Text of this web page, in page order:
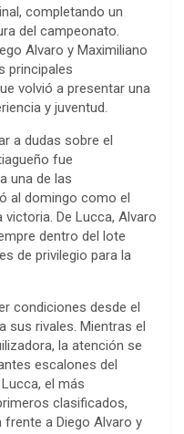
completando un
del campeonato.
Alvaro y Maximiliano
principales
volvió a presentar una
y juventud.
a dudas sobre el
fue
una de las
al domingo como el
De Lucca, Alvaro
dentro del lote
de privilegio para la
condiciones desde el
sus rivales. Mientras el
la atención se
escalones del
el más
clasificados,
a Diego Alvaro y